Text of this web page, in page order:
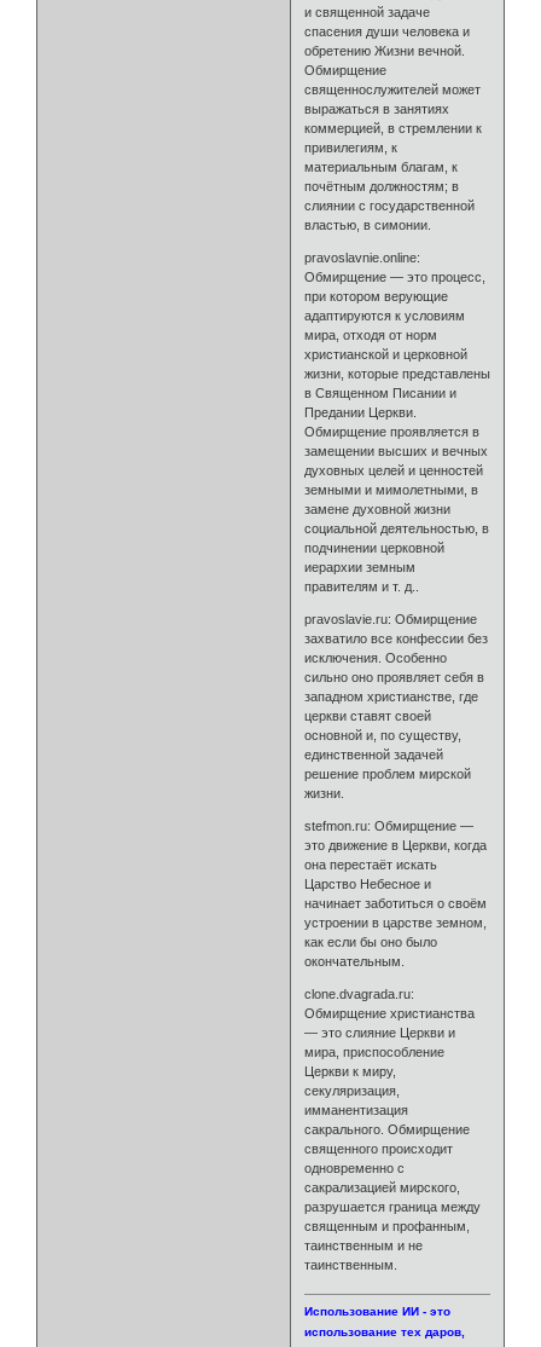
и священной задаче
спасения души человека и
обретению Жизни вечной.
Обмирщение
священнослужителей может
выражаться в занятиях
коммерцией, в стремлении к
привилегиям, к
материальным благам, к
почётным должностям; в
слиянии с государственной
властью, в симонии.
pravoslavnie.online:
Обмирщение — это процесс,
при котором верующие
адаптируются к условиям
мира, отходя от норм
христианской и церковной
жизни, которые представлены
в Священном Писании и
Предании Церкви.
Обмирщение проявляется в
замещении высших и вечных
духовных целей и ценностей
земными и мимолетными, в
замене духовной жизни
социальной деятельностью, в
подчинении церковной
иерархии земным
правителям и т. д..
pravoslavie.ru: Обмирщение
захватило все конфессии без
исключения. Особенно
сильно оно проявляет себя в
западном христианстве, где
церкви ставят своей
основной и, по существу,
единственной задачей
решение проблем мирской
жизни.
stefmon.ru: Обмирщение —
это движение в Церкви, когда
она перестаёт искать
Царство Небесное и
начинает заботиться о своём
устроении в царстве земном,
как если бы оно было
окончательным.
clone.dvagrada.ru:
Обмирщение христианства
— это слияние Церкви и
мира, приспособление
Церкви к миру,
секуляризация,
имманентизация
сакрального. Обмирщение
священного происходит
одновременно с
сакрализацией мирского,
разрушается граница между
священным и профанным,
таинственным и не
таинственным.
Использование ИИ - это
использование тех даров,